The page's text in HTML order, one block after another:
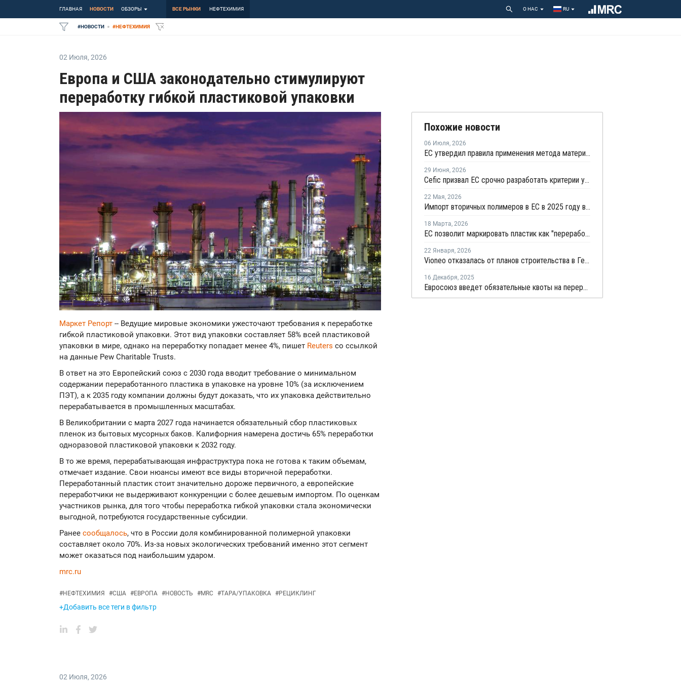
ГЛАВНАЯ НОВОСТИ ОБЗОРЫ ВСЕ РЫНКИ НЕФТЕХИМИЯ О НАС RU
#НОВОСТИ #НЕФТЕХИМИЯ
02 Июля, 2026
Европа и США законодательно стимулируют
переработку гибкой пластиковой упаковки
Маркет Репорт -- Ведущие мировые экономики ужесточают требования к переработке
гибкой пластиковой упаковки. Этот вид упаковки составляет 58% всей пластиковой
упаковки в мире, однако на переработку попадает менее 4%, пишет Reuters со ссылкой
на данные Pew Charitable Trusts.
В ответ на это Европейский союз с 2030 года вводит требование о минимальном
содержании переработанного пластика в упаковке на уровне 10% (за исключением
ПЭТ), а к 2035 году компании должны будут доказать, что их упаковка действительно
перерабатывается в промышленных масштабах.
В Великобритании с марта 2027 года начинается обязательный сбор пластиковых
пленок из бытовых мусорных баков. Калифорния намерена достичь 65% переработки
одноразовой пластиковой упаковки к 2032 году.
В то же время, перерабатывающая инфраструктура пока не готова к таким объемам,
отмечает издание. Свои нюансы имеют все виды вторичной переработки.
Переработанный пластик стоит значительно дороже первичного, а европейские
переработчики не выдерживают конкуренции с более дешевым импортом. По оценкам
участников рынка, для того чтобы переработка гибкой упаковки стала экономически
выгодной, потребуются государственные субсидии.
Ранее сообщалось, что в России доля комбинированной полимерной упаковки
составляет около 70%. Из-за новых экологических требований именно этот сегмент
может оказаться под наибольшим ударом.
mrc.ru
#НЕФТЕХИМИЯ #США #ЕВРОПА #НОВОСТЬ #MRC #ТАРА/УПАКОВКА #РЕЦИКЛИНГ
+Добавить все теги в фильтр
Похожие новости
06 Июля, 2026
ЕС утвердил правила применения метода материального баланса для химической переработки ПЭТ-бутылок
29 Июня, 2026
Сefic призвал ЕС срочно разработать критерии утилизации отходов методом химпереработки
22 Мая, 2026
Импорт вторичных полимеров в ЕС в 2025 году вырос на 3%
18 Марта, 2026
ЕС позволит маркировать пластик как "переработанный" при 2,5% содержании вторичного материала
22 Января, 2026
Vioneo отказалась от планов строительства в Германии завода по выпуску "зеленых" полиолефинов
16 Декабря, 2025
Евросоюз введет обязательные квоты на переработанный пластик в автомобилях
02 Июля, 2026